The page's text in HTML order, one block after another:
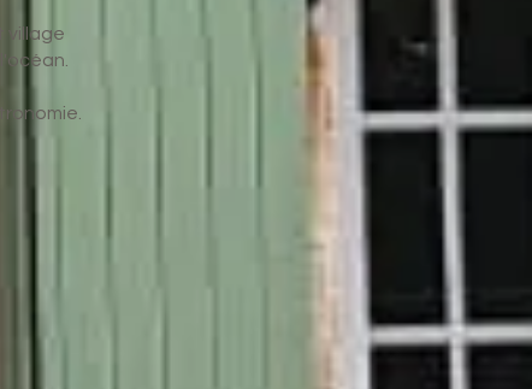
village